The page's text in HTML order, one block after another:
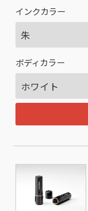
インクカラー
ボディカラー